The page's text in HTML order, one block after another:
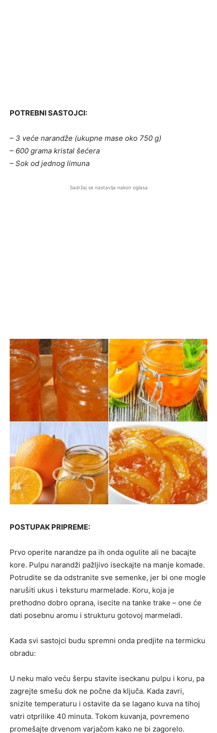
POTREBNI SASTOJCI:
– 3 veće narandže (ukupne mase oko 750 g)
– 600 grama kristal šećera
– Sok od jednog limuna
Sadržaj se nastavlja nakon oglasa
POSTUPAK PRIPREME:
Prvo operite narandze pa ih onda ogulite ali ne bacajte
kore. Pulpu narandži pažljivo iseckajte na manje komade.
Potrudite se da odstranite sve semenke, jer bi one mogle
narušiti ukus i teksturu marmelade. Koru, koja je
prethodno dobro oprana, isecite na tanke trake – one će
dati posebnu aromu i strukturu gotovoj marmeladi.
Kada svi sastojci budu spremni onda predjite na termicku
obradu:
U neku malo veću šerpu stavite iseckanu pulpu i koru, pa
zagrejte smešu dok ne počne da ključa. Kada zavri,
snizite temperaturu i ostavite da se lagano kuva na tihoj
vatri otprilike 40 minuta. Tokom kuvanja, povremeno
promešajte drvenom varjačom kako ne bi zagorelo.